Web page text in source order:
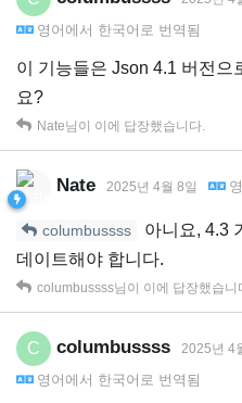
영어 에서 한국어 로 번역됨
이 기능들은 Json 4.1 버전
요?
Nate님이 이에 답장했습니다.
Nate 2025년 4월 8일
columbussss
아니요, 4.3
데이트해야 합니다.
columbussss님이 이에 답장했습니
C columbussss 2025년 4
영어 에서 한국어 로 번역됨